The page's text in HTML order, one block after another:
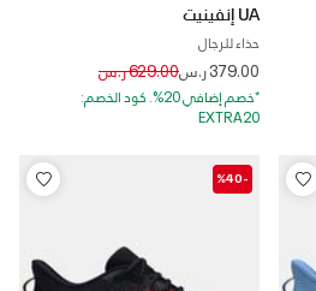
UA إنفينيت
حذاء للرجال
379.00 ر.س Price reduced from
629.00 ر.س to
*خصم إضافي 20%. كود الخصم:
EXTRA20
-%40